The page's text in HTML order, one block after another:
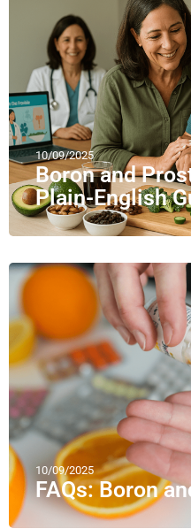
10/09/2025
Boron and
Plain-English
10/09/2025
FAQs: Boron